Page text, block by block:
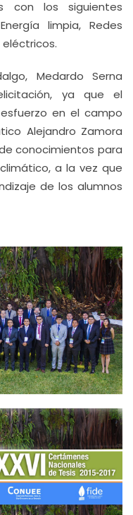
con los siguientes
limpia, Redes
Medardo Serna
ya que el
en el campo
Alejandro Zamora
conocimientos para
a la vez que
de los alumnos